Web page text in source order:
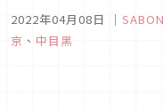
風格店面，除了可以購
受使用人氣商品的專業
2022年04月08日 ｜ SABON
京 、 中目黑